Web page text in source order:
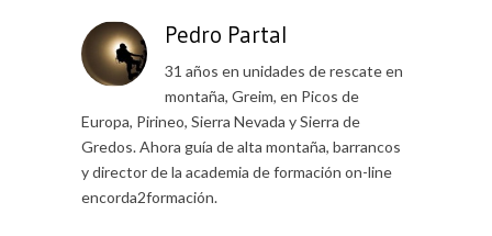
Pedro Partal
31 años en unidades de rescate en
montaña, Greim, en Picos de
Europa, Pirineo, Sierra Nevada y Sierra de
Gredos. Ahora guía de alta montaña, barrancos
y director de la academia de formación on-line
encorda2formación.